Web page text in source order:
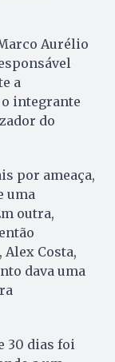
Aurélio
a
integrante
do
por ameaça,
uma
outra,
Costa,
dava uma
30 dias foi